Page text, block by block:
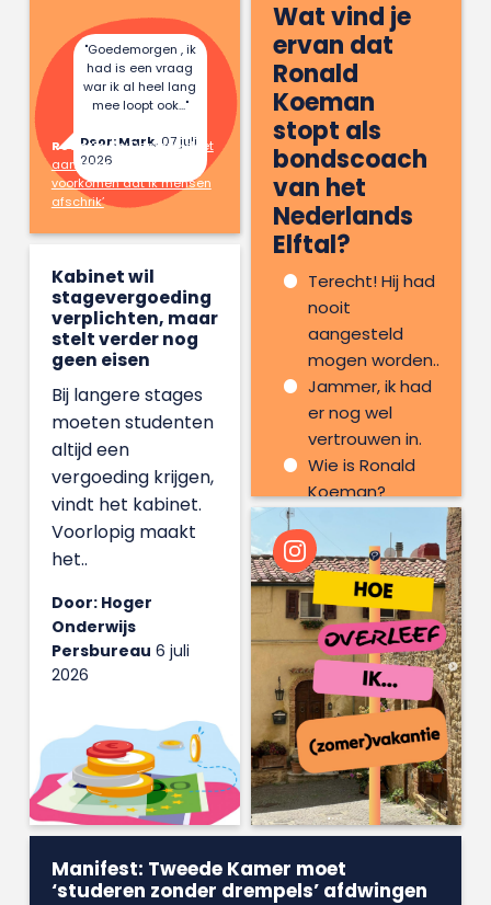
"Goedemorgen , ik
had is een vraag
war ik al heel lang
mee loopt ook..."
Door: Mark,07 juli
2026
Reactie op:Danique doet
aan hekserij: ‘Ik wil
voorkomen dat ik mensen
afschrik’
Wat vind je
ervan dat
Ronald
Koeman
stopt als
bondscoach
van het
Nederlands
Elftal?
Terecht! Hij had
nooit
aangesteld
mogen worden..
Jammer, ik had
er nog wel
vertrouwen in.
Wie is Ronald
Koeman?
Kabinet wil
stagevergoeding
verplichten, maar
stelt verder nog
geen eisen
Bij langere stages
moeten studenten
altijd een
vergoeding krijgen,
vindt het kabinet.
Voorlopig maakt
het..
Door: Hoger
Onderwijs
Persbureau 6 juli
2026
Manifest: Tweede Kamer moet
‘studeren zonder drempels’ afdwingen